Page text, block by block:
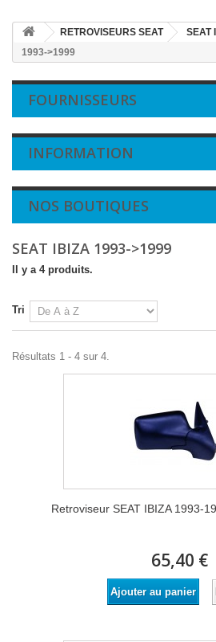
RETROVISEURS SEAT SEAT
1993->1999
FOURNISSEURS
INFORMATION
NOS BOUTIQUES
SEAT IBIZA 1993->1999
Il y a 4 produits.
Tri
Résultats 1 - 4 sur 4.
Retroviseur SEAT IBIZA 1993-
65,40 €
Ajouter au panier